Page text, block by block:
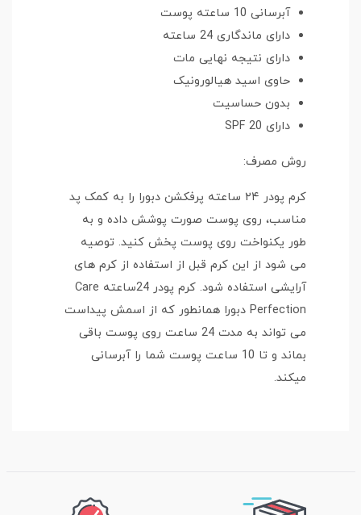
آبرسانی 10 ساعته پوست
دارای ماندگاری 24 ساعته
دارای نتیجه نهایی مات
حاوی اسید هیالورونیک
بدون حساسیت
دارای SPF 20
روش مصرف:
کرم پودر ۲۴ ساعته پرفکشن دبورا را به کمک پد
مناسب، روی پوست صورت پوشش داده و به
طور یکنواخت روی پوست پخش کنید. توصیه
می شود از این کرم قبل از استفاده از کرم های
آرایشی استفاده شود. کرم پودر 24ساعته Care
Perfection دبورا همانطور که از اسمش پیداست
می تواند به مدت 24 ساعت روی پوست باقی
بماند و تا 10 ساعت پوست شما را آبرسانی
میکند.